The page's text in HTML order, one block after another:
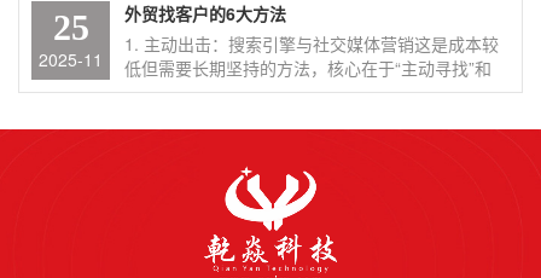
25
2025-11
外贸找客户的6大方法
1. 主动出击：搜索引擎与社交媒体营销这是成本较
低但需要长期坚持的方法，核心在于“主动寻找”和
“内容吸引...